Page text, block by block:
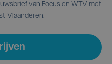
van Focus en WTV met
Vlaanderen.